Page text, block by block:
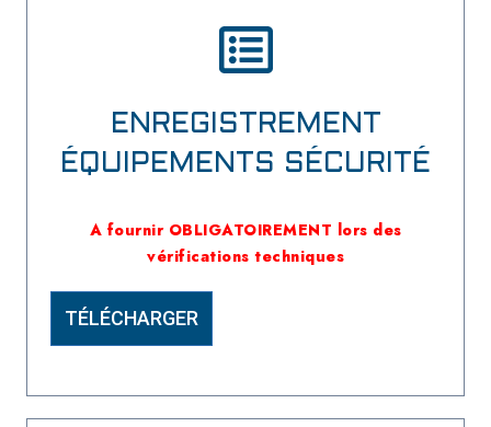
ENREGISTREMENT
ÉQUIPEMENTS SÉCURITÉ
A fournir OBLIGATOIREMENT lors des
vérifications techniques
TÉLÉCHARGER